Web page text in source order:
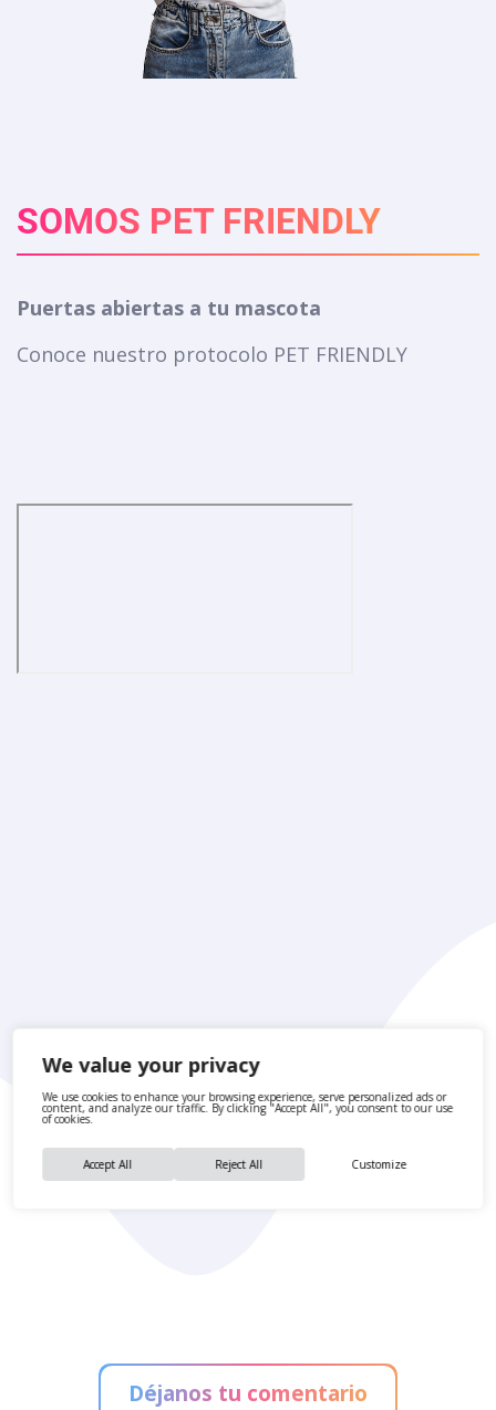
We value your privacy
We use cookies to enhance your browsing experience, serve personalized ads or
content, and analyze our traffic. By clicking "Accept All", you consent to our use
of cookies.
Customize
Reject All
Accept All
SOMOS PET FRIENDLY
Puertas abiertas a tu mascota
Conoce nuestro protocolo PET FRIENDLY
Descargar PDF [594.85 KB]
Déjanos tu comentario